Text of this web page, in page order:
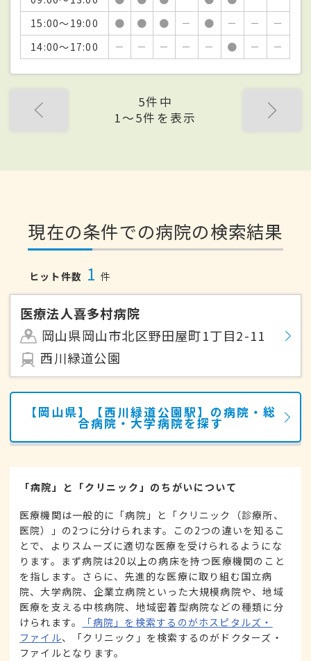
15:00～19:00
● ● ● － ● － －
－
14:00～17:00
－ － － － － ● － －
5件中
1〜5件を表示
現在の条件での病院の検索結果
ヒット件数 1 件
医療法人喜多村病院
岡山県岡山市北区野田屋町1丁目2-11
西川緑道公園
【岡山県】【西川緑道公園駅】の病院・総
合病院・大学病院を探す
「病院」と「クリニック」のちがいについて
医療機関は一般的に「病院」と「クリニック（診療所、
医院）」の2つに分けられます。この2つの違いを知るこ
とで、よりスムーズに適切な医療を受けられるようにな
ります。まず病院は20以上の病床を持つ医療機関のこと
を指します。さらに、先進的な医療に取り組む国立病
院、大学病院、企業立病院といった大規模病院や、地域
医療を支える中核病院、地域密着型病院などの種類に分
けられます。
「病院」を検索するのがホスピタルズ・
ファイル、「クリニック」を検索するのがドクターズ・
ファイルとなります。